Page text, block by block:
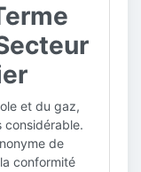
et du gaz,
considérable.
de
conformité